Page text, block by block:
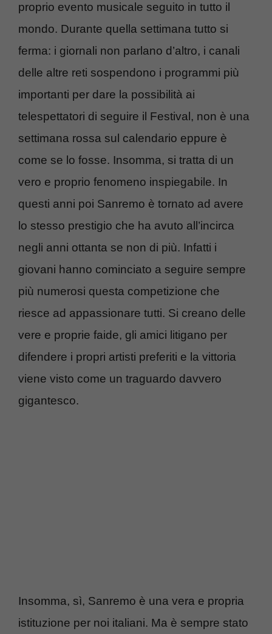
proprio evento musicale seguito in tutto il
mondo. Durante quella settimana tutto si
ferma: i giornali non parlano d’altro, i canali
delle altre reti sospendono i programmi più
importanti per dare la possibilità ai
telespettatori di seguire il Festival, non è una
settimana rossa sul calendario eppure è
come se lo fosse. Insomma, si tratta di un
vero e proprio fenomeno inspiegabile. In
questi anni poi Sanremo è tornato ad avere
lo stesso prestigio che ha avuto all’incirca
negli anni ottanta se non di più. Infatti i
giovani hanno cominciato a seguire sempre
più numerosi questa competizione che
riesce ad appassionare tutti. Si creano delle
vere e proprie faide, gli amici litigano per
difendere i propri artisti preferiti e la vittoria
viene visto come un traguardo davvero
gigantesco.
Insomma, sì, Sanremo è una vera e propria
istituzione per noi italiani. Ma è sempre stato